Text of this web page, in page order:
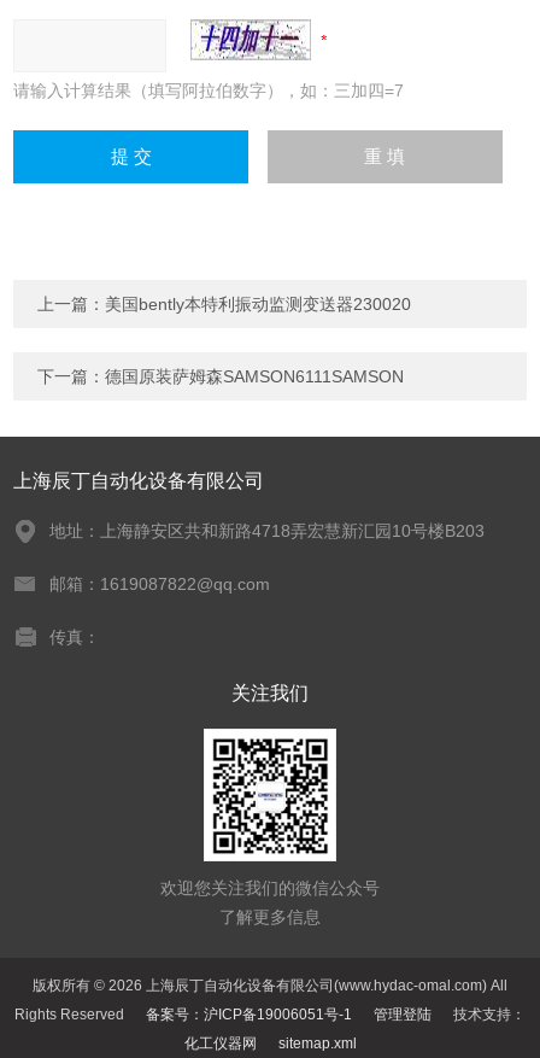
请输入计算结果（填写阿拉伯数字），如：三加四=7
上一篇： 美国bently本特利振动监测变送器230020
下一篇：德国原装萨姆森SAMSON6111SAMSON
上海辰丁自动化设备有限公司
地址：上海静安区共和新路4718弄宏慧新汇园10号楼B203
邮箱：1619087822@qq.com
传真：
关注我们
欢迎您关注我们的微信公众号
了解更多信息
版权所有 © 2026 上海辰丁自动化设备有限公司(www.hydac-omal.com) All
Rights Reserved 备案号：沪ICP备19006051号-1 管理登陆 技术支持：
化工仪器网
sitemap.xml